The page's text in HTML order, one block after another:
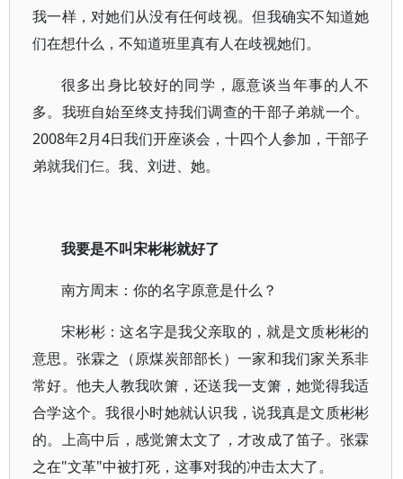
我一样，对她们从没有任何歧视。但我确实不知道她
们在想什么，不知道班里真有人在歧视她们。
很多出身比较好的同学，愿意谈当年事的人不
多。我班自始至终支持我们调查的干部子弟就一个。
2008年2月4日我们开座谈会，十四个人参加，干部子
弟就我们仨。我、刘进、她。
我要是不叫宋彬彬就好了
南方周末：你的名字原意是什么？
宋彬彬：这名字是我父亲取的，就是文质彬彬的
意思。张霖之（原煤炭部部长）一家和我们家关系非
常好。他夫人教我吹箫，还送我一支箫，她觉得我适
合学这个。我很小时她就认识我，说我真是文质彬彬
的。上高中后，感觉箫太文了，才改成了笛子。张霖
之在"文革"中被打死，这事对我的冲击太大了。